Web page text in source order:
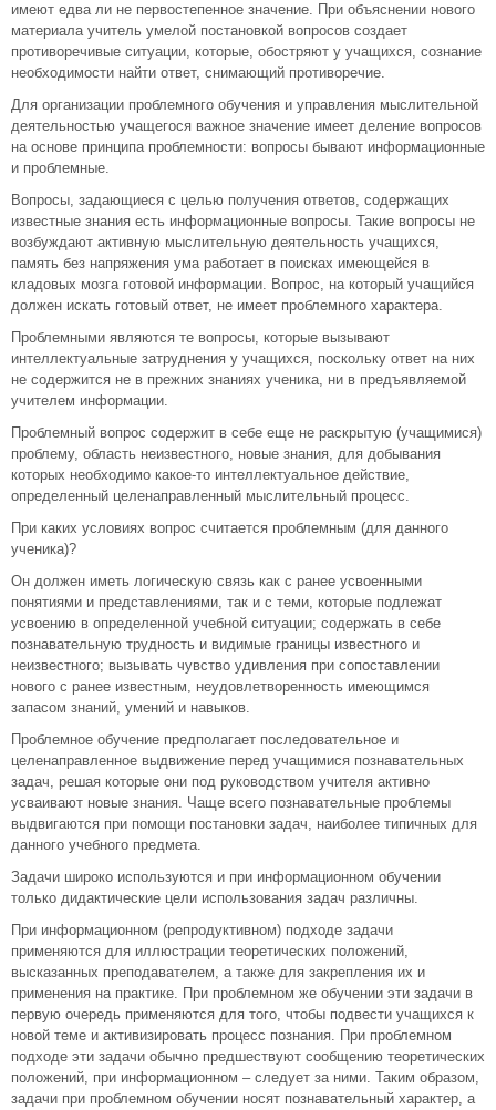
имеют едва ли не первостепенное значение. При объяснении нового
материала учитель умелой постановкой вопросов создает
противоречивые ситуации, которые, обостряют у учащихся, сознание
необходимости найти ответ, снимающий противоречие.
Для организации проблемного обучения и управления мыслительной
деятельностью учащегося важное значение имеет деление вопросов
на основе принципа проблемности: вопросы бывают информационные
и проблемные.
Вопросы, задающиеся с целью получения ответов, содержащих
известные знания есть информационные вопросы. Такие вопросы не
возбуждают активную мыслительную деятельность учащихся,
память без напряжения ума работает в поисках имеющейся в
кладовых мозга готовой информации. Вопрос, на который учащийся
должен искать готовый ответ, не имеет проблемного характера.
Проблемными являются те вопросы, которые вызывают
интеллектуальные затруднения у учащихся, поскольку ответ на них
не содержится не в прежних знаниях ученика, ни в предъявляемой
учителем информации.
Проблемный вопрос содержит в себе еще не раскрытую (учащимися)
проблему, область неизвестного, новые знания, для добывания
которых необходимо какое-то интеллектуальное действие,
определенный целенаправленный мыслительный процесс.
При каких условиях вопрос считается проблемным (для данного
ученика)?
Он должен иметь логическую связь как с ранее усвоенными
понятиями и представлениями, так и с теми, которые подлежат
усвоению в определенной учебной ситуации; содержать в себе
познавательную трудность и видимые границы известного и
неизвестного; вызывать чувство удивления при сопоставлении
нового с ранее известным, неудовлетворенность имеющимся
запасом знаний, умений и навыков.
Проблемное обучение предполагает последовательное и
целенаправленное выдвижение перед учащимися познавательных
задач, решая которые они под руководством учителя активно
усваивают новые знания. Чаще всего познавательные проблемы
выдвигаются при помощи постановки задач, наиболее типичных для
данного учебного предмета.
Задачи широко используются и при информационном обучении
только дидактические цели использования задач различны.
При информационном (репродуктивном) подходе задачи
применяются для иллюстрации теоретических положений,
высказанных преподавателем, а также для закрепления их и
применения на практике. При проблемном же обучении эти задачи в
первую очередь применяются для того, чтобы подвести учащихся к
новой теме и активизировать процесс познания. При проблемном
подходе эти задачи обычно предшествуют сообщению теоретических
положений, при информационном – следует за ними. Таким образом,
задачи при проблемном обучении носят познавательный характер, а